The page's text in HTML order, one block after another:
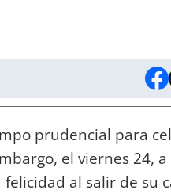
prudencial para
el viernes 24, a
al salir de su